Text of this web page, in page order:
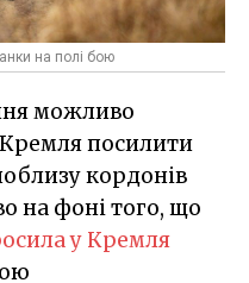
на полі бою
можливо
посилити
кордонів
на фоні того, що
у Кремля